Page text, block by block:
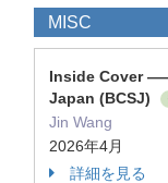
MISC
Inside Cover
Japan (BCSJ)
Jin Wang
2026年4月
詳細を見る